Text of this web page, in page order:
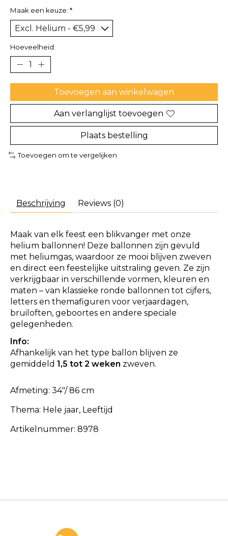
Maak een keuze: *
Hoeveelheid:
Toevoegen aan winkelwagen
Aan verlanglijst toevoegen
Plaats bestelling
Toevoegen om te vergelijken
Beschrijving Reviews (0)
Maak van elk feest een blikvanger met onze
helium ballonnen! Deze ballonnen zijn gevuld
met heliumgas, waardoor ze mooi blijven zweven
en direct een feestelijke uitstraling geven. Ze zijn
verkrijgbaar in verschillende vormen, kleuren en
maten – van klassieke ronde ballonnen tot cijfers,
letters en themafiguren voor verjaardagen,
bruiloften, geboortes en andere speciale
gelegenheden.
Info:
Afhankelijk van het type ballon blijven ze
gemiddeld 1,5 tot 2 weken zweven.
Afmeting: 34"/ 86 cm
Thema: Hele jaar, Leeftijd
Artikelnummer: 8978